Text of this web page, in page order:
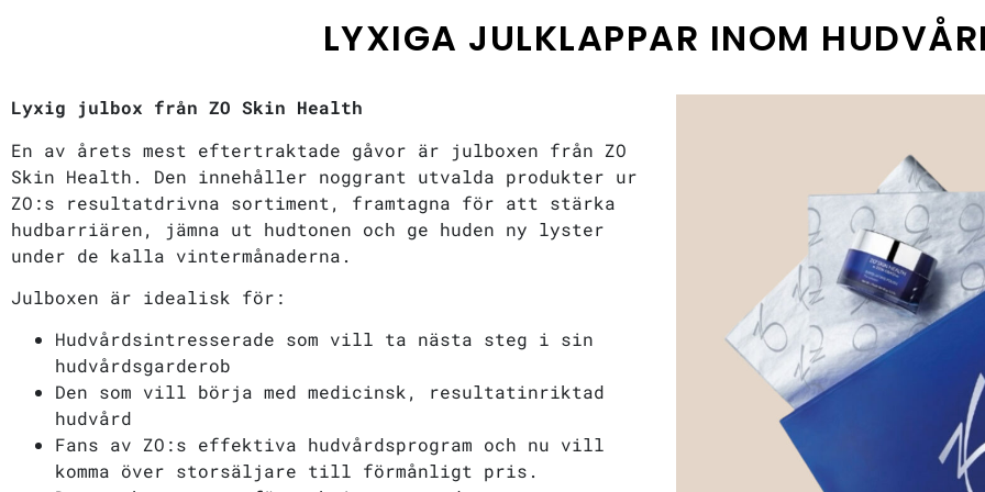
LYXIGA JULKLAPPAR INOM
Lyxig julbox från ZO Skin Health
En av årets mest eftertraktade gåvor är julboxen från ZO
Skin Health. Den innehåller noggrant utvalda produkter ur
ZO:s resultatdrivna sortiment, framtagna för att stärka
hudbarriären, jämna ut hudtonen och ge huden ny lyster
under de kalla vintermånaderna.
Julboxen är idealisk för:
Hudvårdsintresserade som vill ta nästa steg i sin
hudvårdsgarderob
Den som vill börja med medicinsk, resultatinriktad
hudvård
Fans av ZO:s effektiva hudvårdsprogram och nu vill
komma över storsäljare till förmånligt pris.